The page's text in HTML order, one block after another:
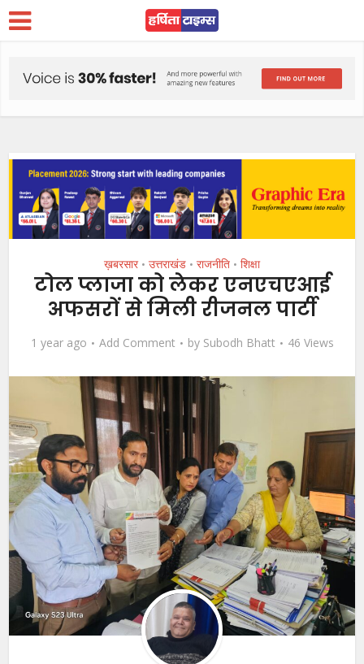
ख़बरसार • उत्तराखंड • राजनीति • शिक्षा
टोल प्लाजा को लेकर एनएचएआई
अफसरों से मिली रीजनल पार्टी
1 year ago Add Comment by Subodh Bhatt 46 Views